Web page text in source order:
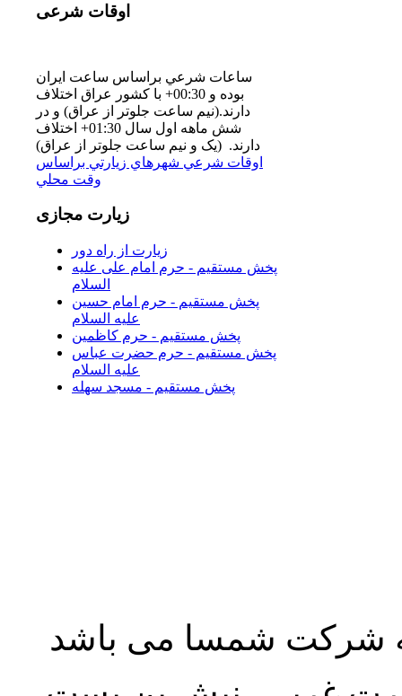
اوقات شرعی
ساعات شرعي براساس ساعت ايران
بوده و 00:30+ با كشور عراق اختلاف
دارند.(نيم ساعت جلوتر از عراق) و در
شش ماهه اول سال 01:30+ اختلاف
دارند. (یک و نیم ساعت جلوتر از عراق)
اوقات شرعي شهرهاي زيارتي براساس
وقت محلي
زیارت مجازی
زیارت از راه دور
پخش مستقیم - حرم امام علی علیه
السلام
پخش مستقیم - حرم امام حسین
علیه السلام
پخش مستقیم - حرم کاظمین
پخش مستقیم - حرم حضرت عباس
علیه السلام
پخش مستقیم - مسجد سهله
شرکت شمسا می باشد